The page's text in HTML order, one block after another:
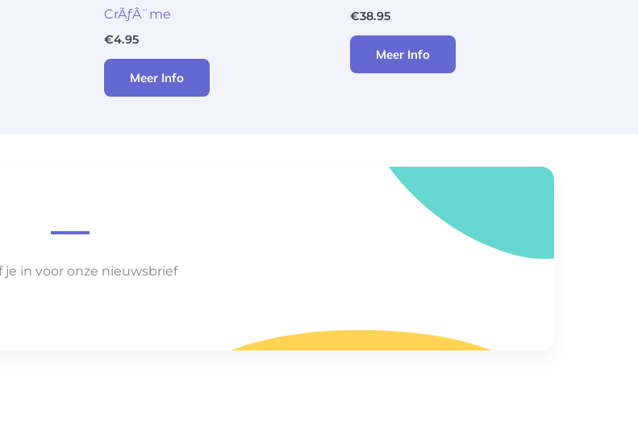
CrÃƒÂ¨me
€4.95
Meer Info
€38.95
Meer Info
je in voor onze nieuwsbrief